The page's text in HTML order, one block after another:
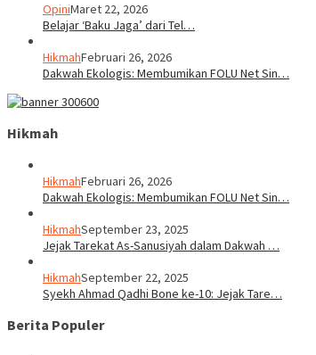
OpiniMaret 22, 2026
Belajar ‘Baku Jaga’ dari Tel…
HikmahFebruari 26, 2026
Dakwah Ekologis: Membumikan FOLU Net Sin…
Hikmah
HikmahFebruari 26, 2026
Dakwah Ekologis: Membumikan FOLU Net Sin…
HikmahSeptember 23, 2025
Jejak Tarekat As-Sanusiyah dalam Dakwah …
HikmahSeptember 22, 2025
Syekh Ahmad Qadhi Bone ke-10: Jejak Tare…
Berita Populer